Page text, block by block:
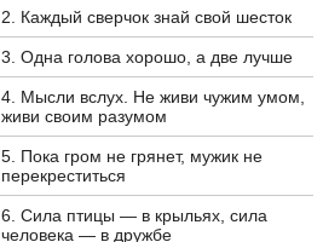
2. Каждый сверчок знай свой шесток
3. Одна голова хорошо, а две лучше
4. Мысли вслух. Не живи чужим умом,
живи своим разумом
5. Пока гром не грянет, мужик не
перекреститься
6. Сила птицы — в крыльях, сила
человека — в дружбе